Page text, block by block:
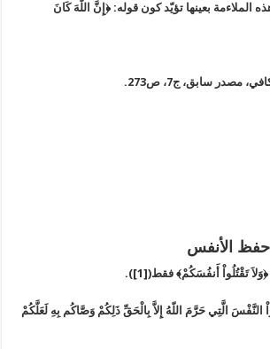
الملاءمة بعينها تؤيّد كون قوله: ﴿إِنَّ اللّهَ كَانَ
حفظ الأنفس
تَقْتُلُواْ أَنفُسَكُمْ﴾ فقط([1]).
النَّفْسَ الَّتِي حَرَّمَ اللّهُ إِلاَّ بِالْحَقِّ ذَلِكُمْ وَصَّاكُم بِهِ لَعَلَّكُمْ